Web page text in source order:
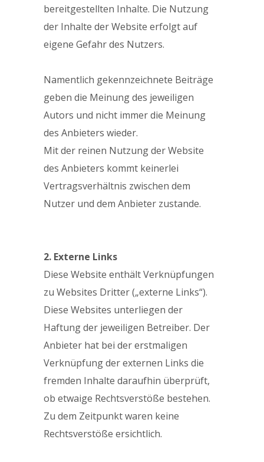
bereitgestellten Inhalte. Die Nutzung
der Inhalte der Website erfolgt auf
eigene Gefahr des Nutzers.
Namentlich gekennzeichnete Beiträge
geben die Meinung des jeweiligen
Autors und nicht immer die Meinung
des Anbieters wieder.
Mit der reinen Nutzung der Website
des Anbieters kommt keinerlei
Vertragsverhältnis zwischen dem
Nutzer und dem Anbieter zustande.
2. Externe Links
Diese Website enthält Verknüpfungen
zu Websites Dritter („externe Links“).
Diese Websites unterliegen der
Haftung der jeweiligen Betreiber. Der
Anbieter hat bei der erstmaligen
Verknüpfung der externen Links die
fremden Inhalte daraufhin überprüft,
ob etwaige Rechtsverstöße bestehen.
Zu dem Zeitpunkt waren keine
Rechtsverstöße ersichtlich.